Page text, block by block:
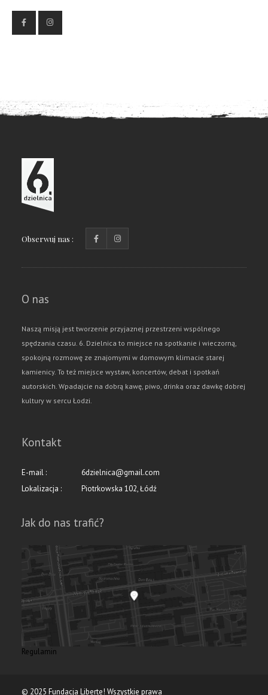
Obserwuj nas :
O nas
Naszą misją jest tworzenie przyjaznej przestrzeni wspólnego
spędzania czasu. 6. Dzielnica to miejsce na spotkanie i wieczorną,
spokojną rozmowę ze znajomymi w domowym klimacie starej
kamienicy. To też miejsce wystaw, koncertów, debat i spotkań
autorskich. Wpadajcie na dobrą kawę, piwo, drinka oraz dawkę dobrej
kultury w sercu Łodzi.
Kontakt
E-mail :
6dzielnica@gmail.com
Lokalizacja :
Piotrkowska 102, Łódź
Jak do nas trafić?
Regulamin
© 2025 Fundacja Liberte! Wszystkie prawa